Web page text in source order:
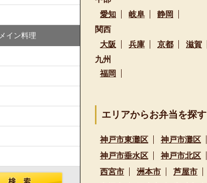
メイン料理
愛知 岐阜 静岡
関西
大阪 兵庫 京都 滋賀
九州
福岡
エリアからお弁当を探す
神戸市東灘区 神戸市灘区
神戸市垂水区
神戸市北区
西宮市
洲本市 芦屋市